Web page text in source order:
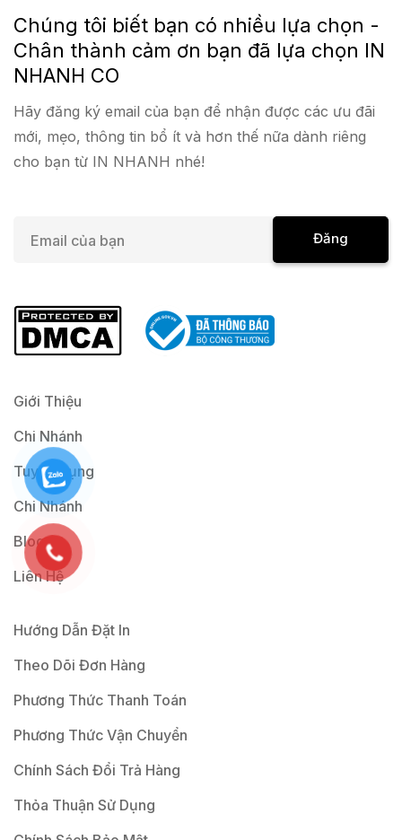
Chúng tôi biết bạn có nhiều lựa chọn -
Chân thành cảm ơn bạn đã lựa chọn IN
NHANH CO
Hãy đăng ký email của bạn để nhận được các ưu đãi
mới, mẹo, thông tin bổ ít và hơn thế nữa dành riêng
cho bạn từ IN NHANH nhé!
i
*
Đăng
Giới Thiệu
Chi Nhánh
Tuyển Dụng
Chi Nhánh
Blog
Liên Hệ
Hướng Dẫn Đặt In
Theo Dõi Đơn Hàng
Phương Thức Thanh Toán
Phương Thức Vận Chuyển
Chính Sách Đổi Trả Hàng
Thỏa Thuận Sử Dụng